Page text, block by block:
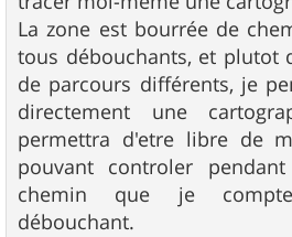
La zone est bourrée de
tous débouchants, et plutot
de parcours différents, je
directement une
permettra d'etre libre de
pouvant controler
chemin que je
débouchant.